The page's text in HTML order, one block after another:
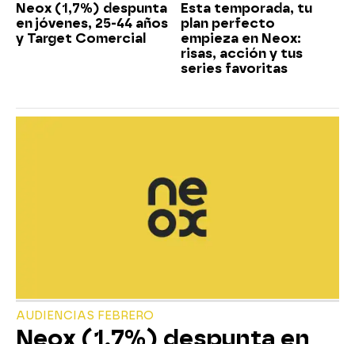
Neox (1,7%) despunta
en jóvenes, 25-44 años
y Target Comercial
Esta temporada, tu
plan perfecto
empieza en Neox:
risas, acción y tus
series favoritas
AUDIENCIAS FEBRERO
Neox (1,7%) despunta en